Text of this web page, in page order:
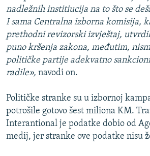
nadležnih institiucija na to što se
I sama Centralna izborna komisija,
prethodni revizorski izvještaj,
puno kršenja zakona, međutim,
političke partije adekvatno
radile», navodi on.
Političke stranke su u izbornoj
potrošile gotovo šest miliona KM.
Interantional je podatke dobio od
medij, jer stranke ove podatke nisu